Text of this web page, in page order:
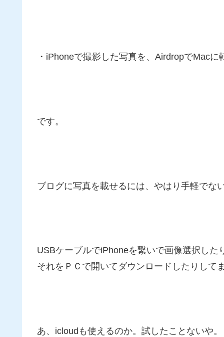
・iPhoneで撮影した写真を、AirdropでMacに
です。
ブログに写真を載せるには、やはり手軽でな
USBケーブルでiPhoneを繋いで画像選択した
それをＰＣで開いてダウンロードしたりしてま
あ、icloudも使えるのか。試したことないや。